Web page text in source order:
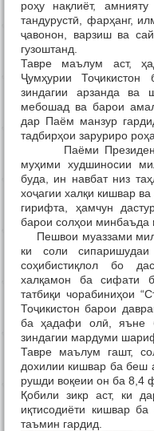
роҳу нақлиёт,
тандурустӣ, фарҳанг,
ҷавонон, варзиш ва
гузоштанд.
Тавре маълум аст,
Ҷумҳурии
зиндагии арзанда ва
мебошад ва барои
дар Паём манзур
тадбирҳои заруриро
Паёми Президенти
муҳими худшиносии
буда, ин навбат низ
хоҷагии халқи кишвар
гирифта, ҳамчун
барои солҳои минбаъда
Пешвои муаззами
ки соли
соҳибистиқлол бо
халқамон ба сифати
татбиқи чорабиниҳои
Тоҷикистон барои
ба ҳадафи олӣ, яъне
зиндагии мардуми
Тавре маълум гашт,
дохилии кишвар ба беш
рушди воқеии он ба 8,4
Қобили зикр аст, ки
иқтисодиёти кишвар
таъмин гардид.